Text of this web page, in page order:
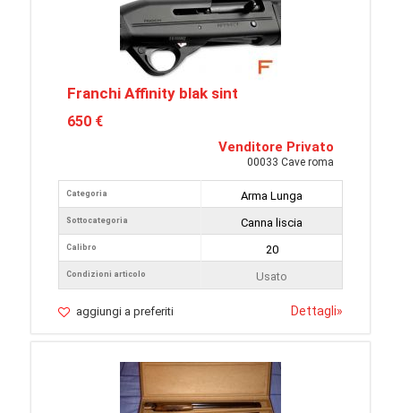
Franchi Affinity blak sint
650 €
Venditore Privato
00033 Cave roma
Categoria
Sottocategoria
Calibro
Condizioni articolo
Arma Lunga
Canna liscia
20
Usato
aggiungi a preferiti Dettagli»